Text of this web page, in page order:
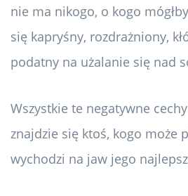
nie ma nikogo, o kogo
się kapryśny, rozdrażniony,
podatny na użalanie się nad
Wszystkie te negatywne
znajdzie się ktoś, kogo może
wychodzi na jaw jego